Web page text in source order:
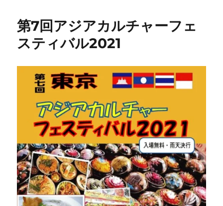
第7回アジアカルチャーフェ
スティバル2021